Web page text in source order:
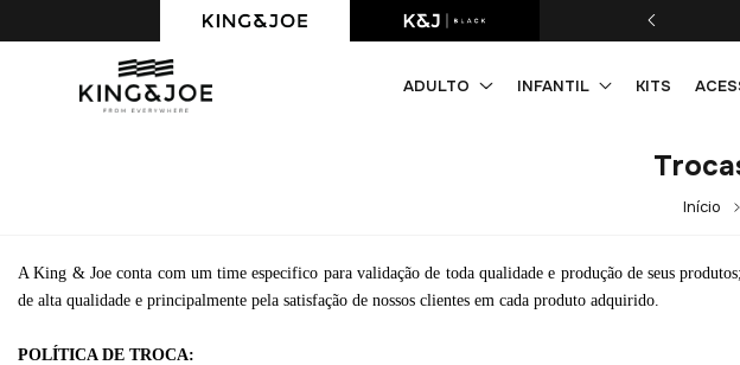
Primeira compra com 10% OFF. Cupom: PRIMEIRACOMPRA
ADULTO INFANTIL KITS
Início
A King & Joe conta com um time especifico para validação de toda qualidade e produção de seus
de alta qualidade e principalmente pela satisfação de nossos clientes em cada produto adquirido.
POLÍTICA DE TROCA: